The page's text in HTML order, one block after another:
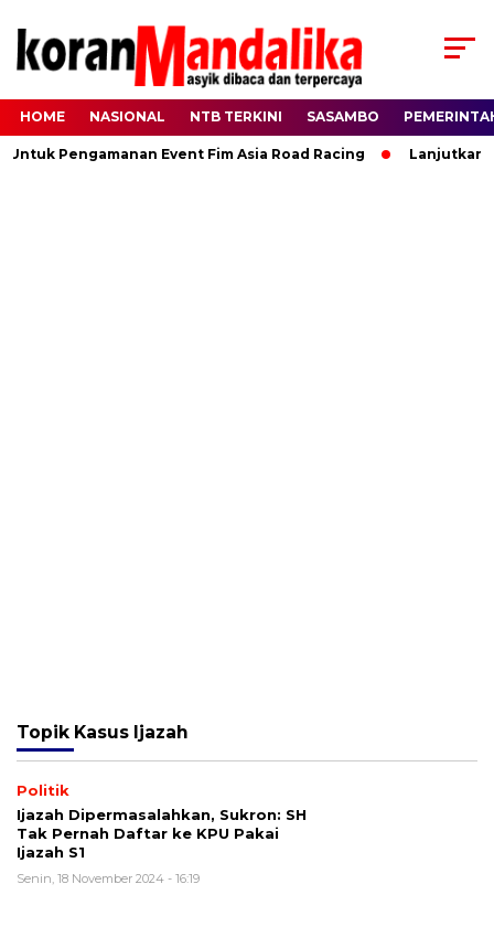
HOME NASIONAL NTB TERKINI SASAMBO
Pengamanan Event Fim Asia Road Racing Lanjutkan
Topik Kasus Ijazah
Politik
Ijazah Dipermasalahkan, Sukron: SH
Tak Pernah Daftar ke KPU Pakai
Ijazah S1
Senin, 18 November 2024 - 16:19